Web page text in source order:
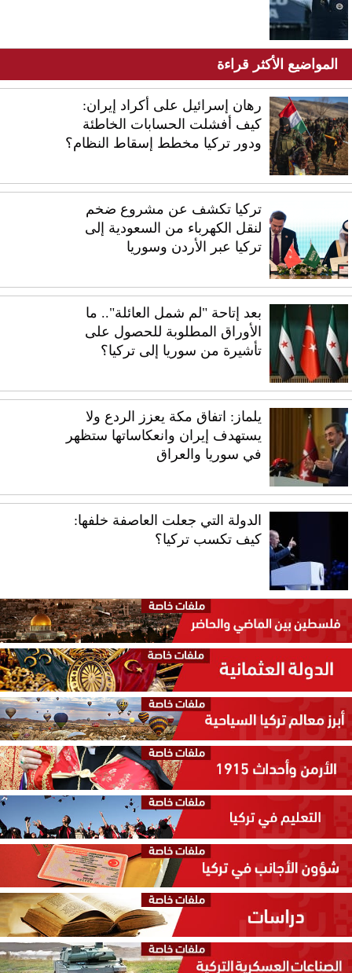
المواضيع الأكثر قراءة
رهان إسرائيل على أكراد إيران:
كيف أفشلت الحسابات الخاطئة
ودور تركيا مخطط إسقاط النظام؟
تركيا تكشف عن مشروع ضخم
لنقل الكهرباء من السعودية إلى
تركيا عبر الأردن وسوريا
بعد إتاحة "لم شمل العائلة".. ما
الأوراق المطلوبة للحصول على
تأشيرة من سوريا إلى تركيا؟
يلماز: اتفاق مكة يعزز الردع ولا
يستهدف إيران وانعكاساتها ستظهر
في سوريا والعراق
الدولة التي جعلت العاصفة خلفها:
كيف تكسب تركيا؟